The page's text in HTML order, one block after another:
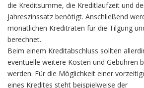
die Kreditsumme, die Kreditlaufzeit und
Jahreszinssatz benötigt. Anschließend
monatlichen Kreditraten für die Tilgung
berechnet.
Beim einem Kreditabschluss sollten
eventuelle weitere Kosten und Gebühren
werden. Für die Möglichkeit einer
eines Kredites steht beispielweise der